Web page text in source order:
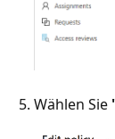
Wählen Sie